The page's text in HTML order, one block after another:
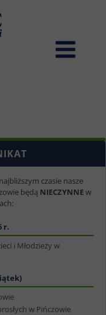
czasie nasze
będą NIECZYNNEw
r.
i Młodzieży w
w Pińczowie